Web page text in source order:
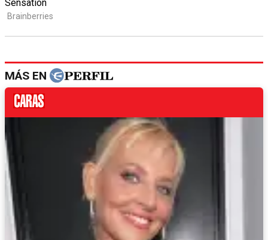
MÁS EN